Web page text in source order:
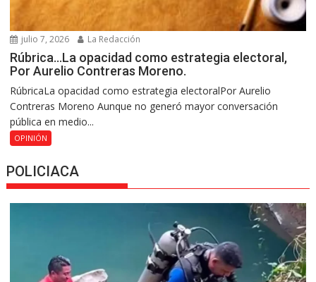
julio 7, 2026 La Redacción
Rúbrica…La opacidad como estrategia electoral,
Por Aurelio Contreras Moreno.
RúbricaLa opacidad como estrategia electoralPor Aurelio
Contreras Moreno Aunque no generó mayor conversación
pública en medio...
OPINIÓN
POLICIACA